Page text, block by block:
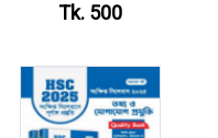
Paper Made Easy: Question
Tk. 500